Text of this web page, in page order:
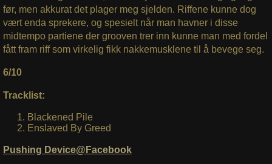
før, men akkurat det plager meg sjelden. Riffene kunne dog
vært enda sprekere, og spesielt når man havner i disse
midtempo partiene der grooven trer inn kunne man med fordel
fått fram riff som virkelig fikk nakkemusklene til å bevege seg.
6/10
Tracklist:
Blackened Pile
Enslaved By Greed
Pushing Device@Facebook